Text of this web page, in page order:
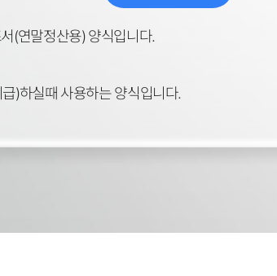
(연말정산용) 양식입니다.
)하실때 사용하는 양식입니다.